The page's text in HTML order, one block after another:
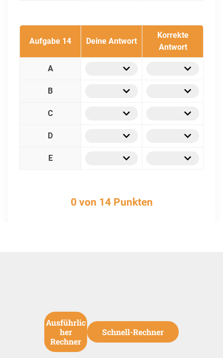
Aufgabe 14 Deine Antwort
Korrekte
Antwort
A
B
C
D
E
0 von 14 Punkten
Ausführlic
her
Rechner
Schnell-Rechner